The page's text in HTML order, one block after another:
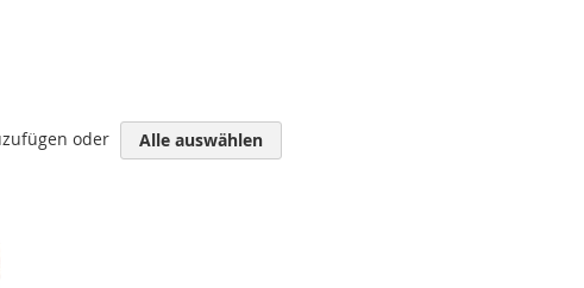
oder Alle auswählen